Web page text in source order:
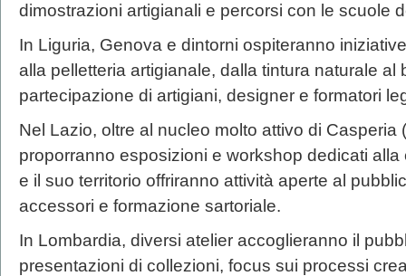
dimostrazioni artigianali e percorsi con le scuole
In Liguria, Genova e dintorni ospiteranno
alla pelletteria artigianale, dalla tintura naturale al
partecipazione di artigiani, designer e formatori
Nel Lazio, oltre al nucleo molto attivo di Casperia
proporranno esposizioni e workshop dedicati
e il suo territorio offriranno attività aperte al
accessori e formazione sartoriale.
In Lombardia, diversi atelier accoglieranno il
presentazioni di collezioni, focus sui processi